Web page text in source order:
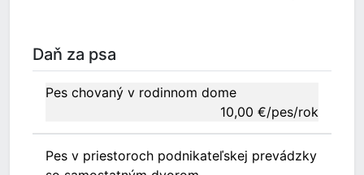
Daň za psa
Pes chovaný v rodinnom dome
10,00 €/pes/rok
Pes v priestoroch podnikateľskej prevádzky